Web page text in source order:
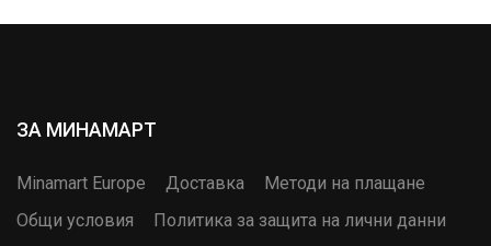
ЗА МИНАМАРТ
Minamart Europe Доставка
Методи на плащане
Общи условия
Политика за защита на лични данни